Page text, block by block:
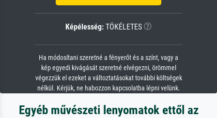
Képélesség: TÖKÉLETES
Ha módosítani szeretné a fényerőt és a színt, vagy a
kép egyedi kivágását szeretné elvégezni, örömmel
végezzük el ezeket a változtatásokat további költségek
nélkül. Kérjük, ne habozzon kapcsolatba lépni velünk.
Egyéb művészeti lenyomatok ettől az